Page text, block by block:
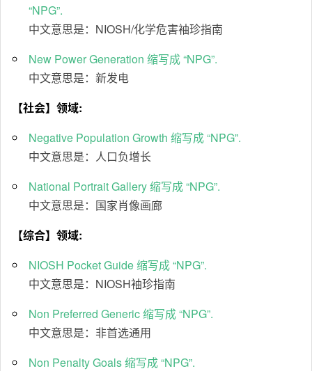
“NPG”.
中文意思是：NIOSH/化学危害袖珍指南
New Power Generation 缩写成 “NPG”.
中文意思是：新发电
【社会】领域:
Negative Population Growth 缩写成 “NPG”.
中文意思是：人口负增长
National Portrait Gallery 缩写成 “NPG”.
中文意思是：国家肖像画廊
【综合】领域:
NIOSH Pocket Guide 缩写成 “NPG”.
中文意思是：NIOSH袖珍指南
Non Preferred Generic 缩写成 “NPG”.
中文意思是：非首选通用
Non Penalty Goals 缩写成 “NPG”.